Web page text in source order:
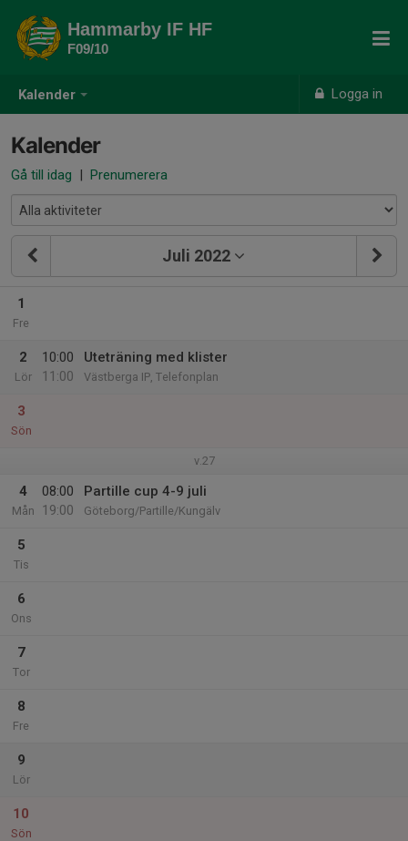
Kalender Logga in
Hammarby IF HF
F09/10
Kalender
Gå till idag | Prenumerera
Juli 2022
1
Fre
2
Lör
10:00
11:00
Uteträning med klister
Västberga IP, Telefonplan
3
Sön
v.27
4
Mån
08:00
19:00
Partille cup 4-9 juli
Göteborg/Partille/Kungälv
5
Tis
6
Ons
7
Tor
8
Fre
9
Lör
10
Sön